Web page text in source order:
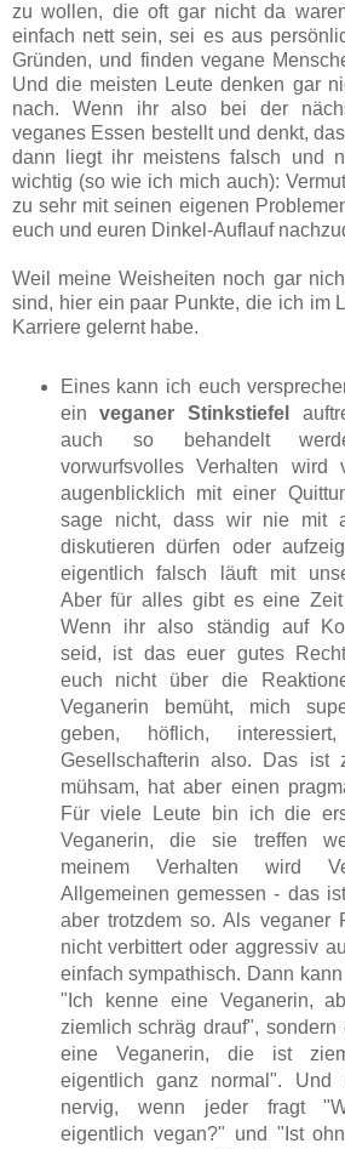
zu wollen, die oft gar nicht da
einfach nett sein, sei es aus
Gründen, und finden vegane
Und die meisten Leute denken gar
nach. Wenn ihr also bei der
veganes Essen bestellt und denkt,
dann liegt ihr meistens falsch und
wichtig (so wie ich mich auch):
zu sehr mit seinen eigenen
euch und euren Dinkel-Auflauf
Weil meine Weisheiten noch gar
sind, hier ein paar Punkte, die ich im
Karriere gelernt habe.
Eines kann ich euch
einveganer Stinkstiefel
auch so behandelt
vorwurfsvolles Verhalten wird
augenblicklich mit einer
sage nicht, dass wir nie mit
diskutieren dürfen oder
eigentlich falsch läuft mit
Aber für alles gibt es eine
Wenn ihr also ständig auf
seid, ist das euer gutes
euch nicht über die
Veganerin bemüht, mich
geben, höflich,
Gesellschafterin also. Das ist
mühsam, hat aber einen
Für viele Leute bin ich die
Veganerin, die sie treffen
meinem Verhalten wird
Allgemeinen gemessen - das
aber trotzdem so. Als veganer
nicht verbittert oder aggressiv
einfach sympathisch. Dann
"Ich kenne eine Veganerin,
ziemlich schräg drauf", sondern
eine Veganerin, die ist
eigentlich ganz normal". Und
nervig, wenn jeder fragt
eigentlich vegan?" und "Ist